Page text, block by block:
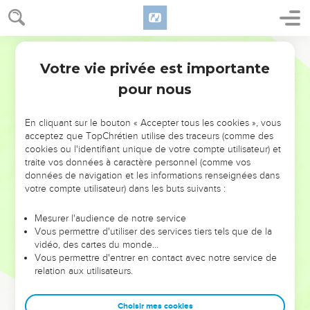
NE MANQUEZ PAS L’ÉVÉNEMENT
DE L’ANNÉE !
ET SI LEURS ERREURS POUVAIENT VOUS ÉVITER LES
VOTRES ?
leur foi ou leur vision. Mais on voit moins les doutes, les erreurs
et les saisons difficiles qu'ils ont traversés, alors même que ce
sont elles qui les ont façonnés.
Dans cette conférence, leaders, entrepreneurs, et responsables
clés pour avancer avec plus de sagesse afin que leurs erreurs
Votre vie privée est importante
pour nous
En cliquant sur le bouton « Accepter tous les cookies », vous
acceptez que TopChrétien utilise des traceurs (comme des
cookies ou l'identifiant unique de votre compte utilisateur) et
traite vos données à caractère personnel (comme vos
données de navigation et les informations renseignées dans
votre compte utilisateur) dans les buts suivants :
Mesurer l'audience de notre service
Vous permettre d'utiliser des services tiers tels que de la
vidéo, des cartes du monde…
Vous permettre d'entrer en contact avec notre service de
relation aux utilisateurs.
Choisir mes cookies